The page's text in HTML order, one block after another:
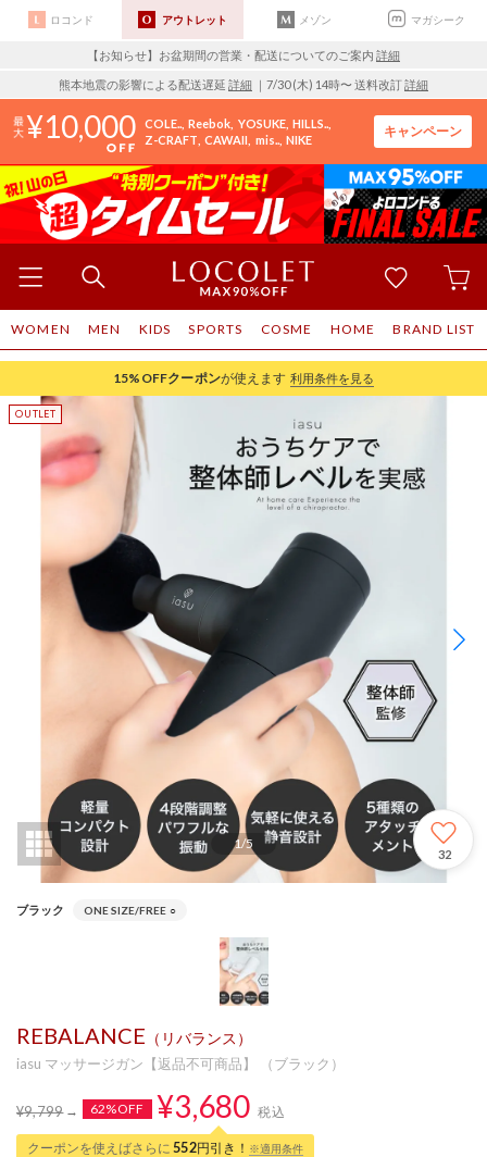
ロコンド アウトレット メゾン マガシーク
【お知らせ】お盆期間の営業・配送についてのご案内 詳細
熊本地震の影響による配送遅延 詳細 ｜7/30 (木) 14時〜 送料改訂詳細
10,000 COLE.. Reebok YOSUKE HILLS..
Z-CRAFT CAWAII mis.. NIKE
キャンペーン
WOMEN MEN KIDS SPORTS COSME HOME BRAND LIST
15%OFFクーポンが使えます 利用条件を見る
1/5
32
ブラック ONE SIZE/FREE ○
REBALANCE （リバランス）
iasu マッサージガン【返品不可商品】 （ブラック）
¥9,799 62%OFF ¥3,680 税込
クーポンを使えばさらに 552円引き！ ※適用条件